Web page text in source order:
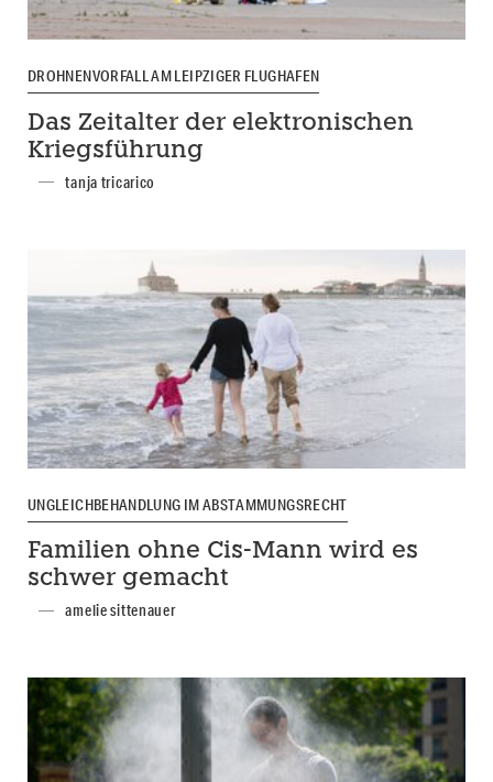
DROHNENVORFALL AM LEIPZIGER FLUGHAFEN
Das Zeitalter der elektronischen
Kriegsführung
tanja tricarico
UNGLEICHBEHANDLUNG IM ABSTAMMUNGSRECHT
Familien ohne Cis-Mann wird es
schwer gemacht
amelie sittenauer